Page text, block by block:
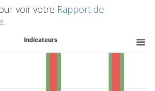
voir votre Rapport de
.
Indicateurs